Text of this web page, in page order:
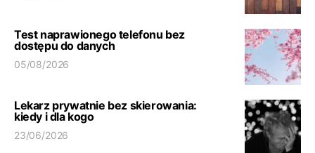
Test naprawionego telefonu bez
dostępu do danych
05/08/2026
Lekarz prywatnie bez skierowania:
kiedy i dla kogo
23/06/2026